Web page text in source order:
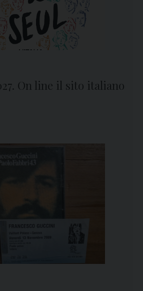
On line il sito italiano